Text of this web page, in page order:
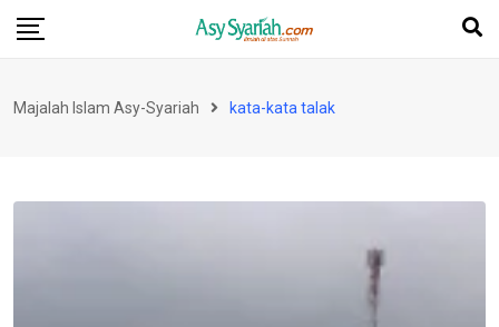
Skip
Majalah Islam Asy-Syariah kata-kata talak